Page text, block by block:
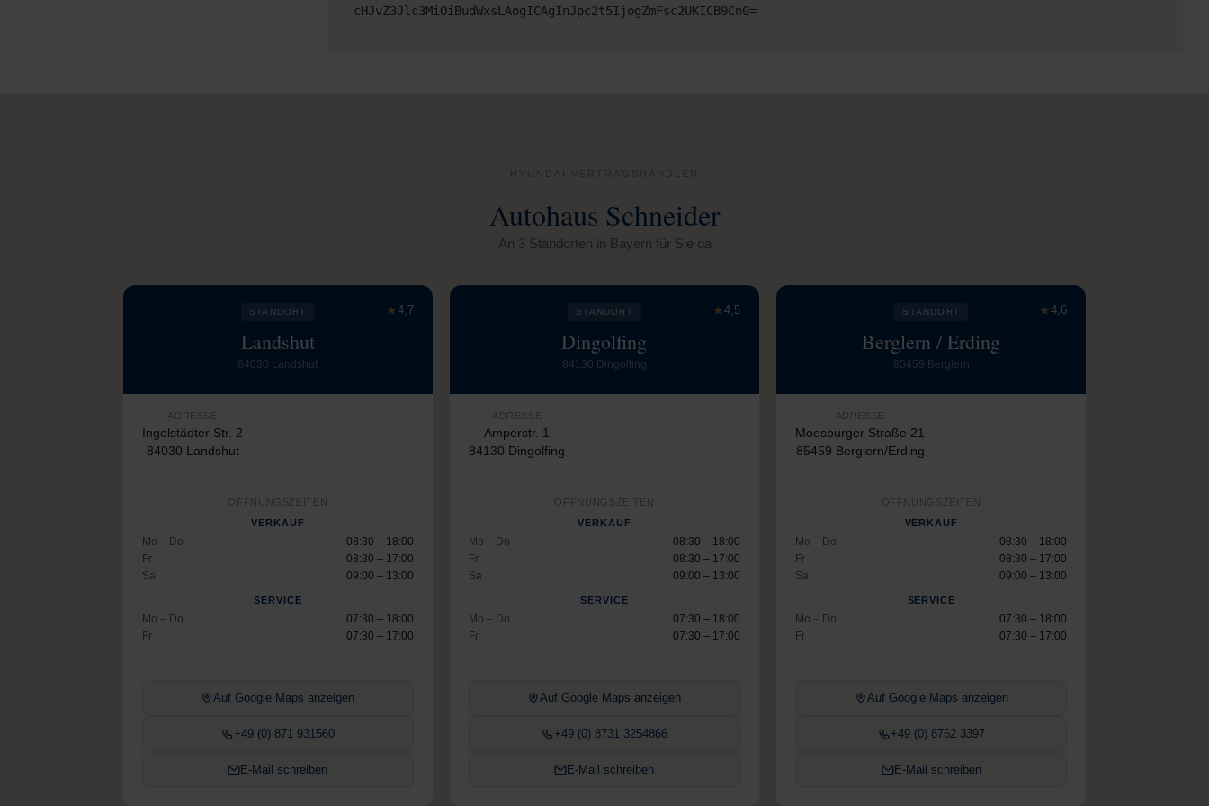
cHJvZ3Jlc3MiOiBudWxsLAogICAgInJpc2t5IjogZmFsc2UKICB9Cn0=
Autohaus Schneider
An 3 Standorten in Bayern für Sie da
★4,7
STANDORT
Landshut
84030 Landshut
ADRESSE
Ingolstädter Str. 2
84030 Landshut
ÖFFNUNGSZEITEN
VERKAUF
Mo – Do
08:30 – 18:00
Fr
08:30 – 17:00
Sa
09:00 – 13:00
SERVICE
Mo – Do
07:30 – 18:00
Fr
07:30 – 17:00
Auf Google Maps anzeigen
+49 (0) 871 931560
E-Mail schreiben
★4,5
STANDORT
Dingolfing
84130 Dingolfing
ADRESSE
Amperstr. 1
84130 Dingolfing
ÖFFNUNGSZEITEN
VERKAUF
Mo – Do
08:30 – 18:00
Fr
08:30 – 17:00
Sa
09:00 – 13:00
SERVICE
Mo – Do
07:30 – 18:00
Fr
07:30 – 17:00
Auf Google Maps anzeigen
+49 (0) 8731 3254866
E-Mail schreiben
★4,6
STANDORT
Berglern / Erding
85459 Berglern
ADRESSE
Moosburger Straße 21
85459 Berglern/Erding
ÖFFNUNGSZEITEN
VERKAUF
Mo – Do
08:30 – 18:00
Fr
08:30 – 17:00
Sa
09:00 – 13:00
SERVICE
Mo – Do
07:30 – 18:00
Fr
07:30 – 17:00
Auf Google Maps anzeigen
+49 (0) 8762 3397
E-Mail schreiben